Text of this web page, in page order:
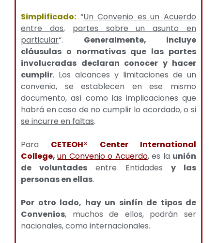
Simplificado: “Un Convenio es un Acuerdo
entre dos, partes sobre un asunto en
particular“. Generalmente, incluye
cláusulas o normativas que las partes
involucradas declaran conocer y hacer
cumplir. Los alcances y limitaciones de un
convenio, se establecen en ese mismo
documento, así como las implicaciones que
habrá en caso de no cumplir lo acordado,o si
se incurre en faltas.
Para CETEOH® Center International
College,un Convenio o Acuerdo, es la unión
de voluntades entre Entidades y las
personas en ellas.
Por otro lado, hay un sinfín de tipos de
Convenios, muchos de ellos, podrán ser
nacionales, como internacionales.